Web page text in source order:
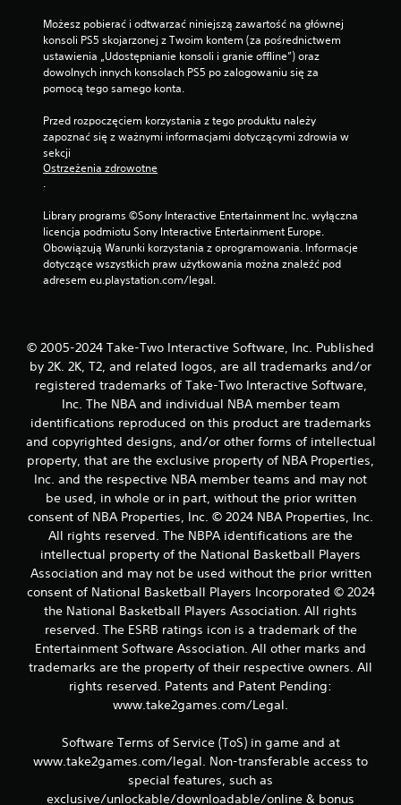
Możesz pobierać i odtwarzać niniejszą zawartość na głównej
konsoli PS5 skojarzonej z Twoim kontem (za pośrednictwem
ustawienia „Udostępnianie konsoli i granie offline”) oraz
dowolnych innych konsolach PS5 po zalogowaniu się za
pomocą tego samego konta.
Przed rozpoczęciem korzystania z tego produktu należy
zapoznać się z ważnymi informacjami dotyczącymi zdrowia w
sekcji
Ostrzeżenia zdrowotne
.
Library programs ©Sony Interactive Entertainment Inc. wyłączna
licencja podmiotu Sony Interactive Entertainment Europe.
Obowiązują Warunki korzystania z oprogramowania. Informacje
dotyczące wszystkich praw użytkowania można znaleźć pod
adresem eu.playstation.com/legal.
© 2005-2024 Take-Two Interactive Software, Inc. Published
by 2K. 2K, T2, and related logos, are all trademarks and/or
registered trademarks of Take-Two Interactive Software,
Inc. The NBA and individual NBA member team
identifications reproduced on this product are trademarks
and copyrighted designs, and/or other forms of intellectual
property, that are the exclusive property of NBA Properties,
Inc. and the respective NBA member teams and may not
be used, in whole or in part, without the prior written
consent of NBA Properties, Inc. © 2024 NBA Properties, Inc.
All rights reserved. The NBPA identifications are the
intellectual property of the National Basketball Players
Association and may not be used without the prior written
consent of National Basketball Players Incorporated © 2024
the National Basketball Players Association. All rights
reserved. The ESRB ratings icon is a trademark of the
Entertainment Software Association. All other marks and
trademarks are the property of their respective owners. All
rights reserved. Patents and Patent Pending:
www.take2games.com/Legal.
Software Terms of Service (ToS) in game and at
www.take2games.com/legal. Non-transferable access to
special features, such as
exclusive/unlockable/downloadable/online & bonus